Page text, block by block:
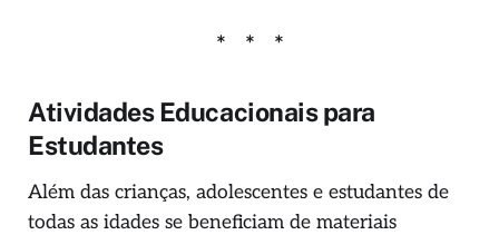
Atividades Educacionais para
Estudantes
Além das crianças, adolescentes e estudantes de
todas as idades se beneficiam de materiais